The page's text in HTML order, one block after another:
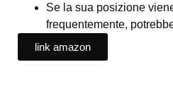
Se la sua posizione
frequentemente,
link amazon